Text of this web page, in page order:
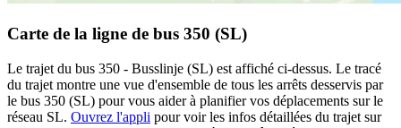
Carte de la ligne de bus 350 (SL)
Le trajet du bus 350 - Busslinje (SL) est affiché ci-dessus. Le tracé
du trajet montre une vue d'ensemble de tous les arrêts desservis par
le bus 350 (SL) pour vous aider à planifier vos déplacements sur le
réseau SL. Ouvrez l'appli pour voir les infos détaillées du trajet sur